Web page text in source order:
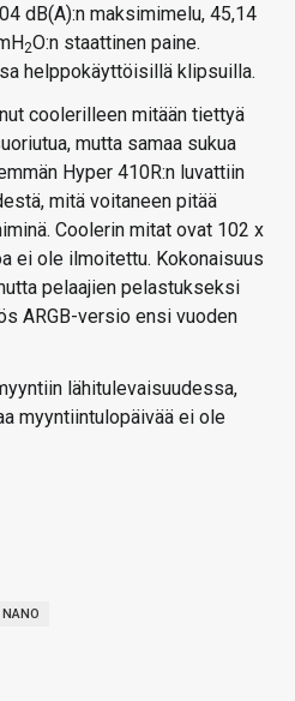
dB(A):n maksimimelu, 45,14
2O:n staattinen paine.
helppokäyttöisillä klipsuilla.
coolerilleen mitään tiettyä
mutta samaa sukua
Hyper 410R:n luvattiin
mitä voitaneen pitää
Coolerin mitat ovat 102 x
ei ole ilmoitettu. Kokonaisuus
pelaajien pelastukseksi
ARGB-versio ensi vuoden
lähitulevaisuudessa,
myyntiintulopäivää ei ole